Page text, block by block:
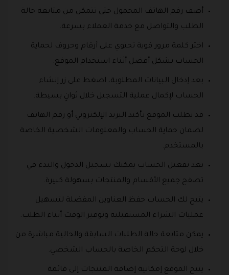
أضف رقم الهاتف المحمول حتى تتمكن من متابعة حالة
الطلب والتواصل مع خدمة العملاء بسرعة.
اختر كلمة مرور قوية تحتوي على أرقام وحروف لحماية
الحساب بشكل أفضل أثناء استخدام الموقع.
بعد إدخال البيانات المطلوبة، اضغط على زر إنشاء
الحساب لإكمال عملية التسجيل خلال ثوانٍ بسيطة.
قد يطلب الموقع تأكيد البريد الإلكتروني أو رقم الهاتف
لضمان حماية الحساب والمعلومات الشخصية الخاصة
بالمستخدم.
بعد تفعيل الحساب يمكنك تسجيل الدخول والبدء في
تصفح جميع الأقسام والمنتجات بسهولة كبيرة.
يتيح لك الحساب حفظ العناوين المفضلة لتسهيل
عمليات الشراء المستقبلية وتوفير الوقت أثناء الطلب.
يمكن متابعة حالة الطلبات السابقة والحالية مباشرة من
خلال لوحة التحكم الخاصة بالحساب الشخصي.
يتيح الموقع إمكانية إضافة المنتجات إلى قائمة